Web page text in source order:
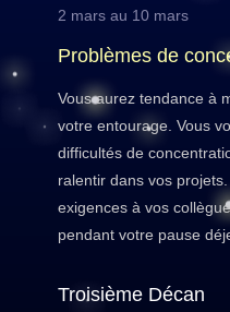
2 mars au 10 mars
Problèmes de
Vous aurez tendance à
votre entourage. Vous
difficultés de
ralentir dans vos
exigences à vos
pendant votre pause
Troisième Décan